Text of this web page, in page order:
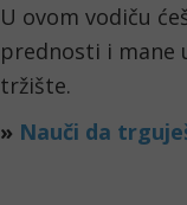
U ovom vodiču
prednosti i mane
tržište.
» Nauči da